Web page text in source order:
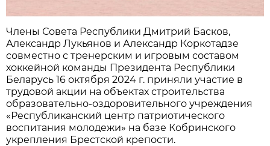
Члены Совета Республики Дмитрий Басков,
Александр Лукьянов и Александр Коркотадзе
совместно с тренерским и игровым составом
хоккейной команды Президента Республики
Беларусь 16 октября 2024 г. приняли участие в
трудовой акции на объектах строительства
образовательно-оздоровительного учреждения
«Республиканский центр патриотического
воспитания молодежи» на базе Кобринского
укрепления Брестской крепости.